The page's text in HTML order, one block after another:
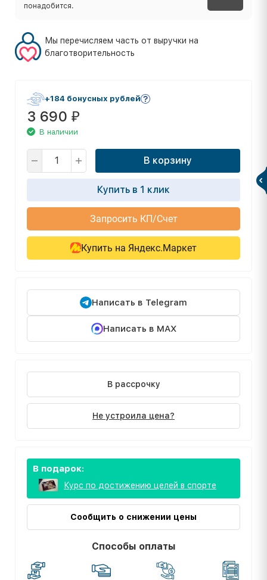
понадобится.
Мы перечисляем часть от выручки на
благотворительность
+184 бонусных рублей
3 690 ₽
В наличии
В корзину
Купить в 1 клик
Запросить КП/Счет
Купить на Яндекс.Маркет
Написать в Telegram
Написать в MAX
В рассрочку
Не устроила цена?
В подарок:
Курс по достижению целей в спорте
Сообщить о снижении цены
Способы оплаты